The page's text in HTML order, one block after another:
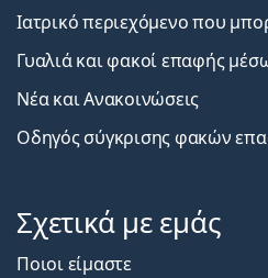
Ιατρικό περιεχόμενο που
Γυαλιά και φακοί επαφής
Νέα και Ανακοινώσεις
Οδηγός σύγκρισης φακών
Σχετικά με εμάς
Ποιοι είμαστε